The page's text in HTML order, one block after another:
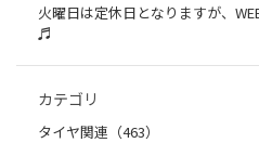
火曜日は定休日となりますが、
♬
カテゴリ
タイヤ関連（463）